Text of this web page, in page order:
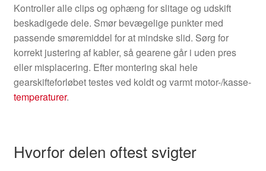
Kontroller alle clips og ophæng for slitage og udskift
beskadigede dele. Smør bevægelige punkter med
passende smøremiddel for at mindske slid. Sørg for
korrekt justering af kabler, så gearene går i uden pres
eller misplacering. Efter montering skal hele
gearskifteforløbet testes ved koldt og varmt motor-/kasse-
temperaturer.
Hvorfor delen oftest svigter